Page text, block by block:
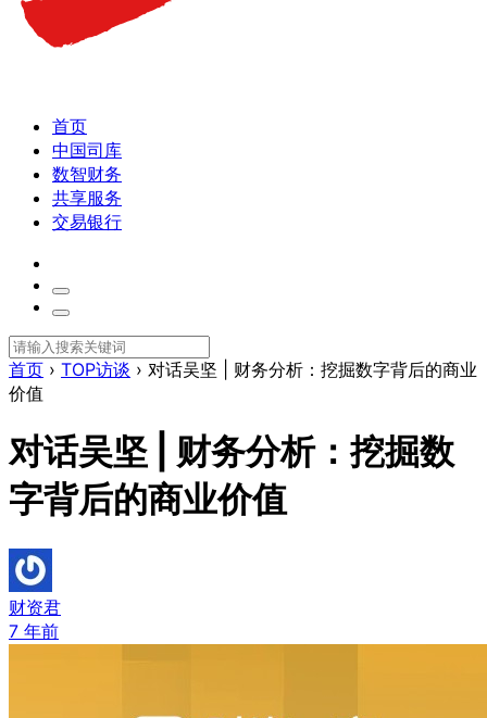
首页
中国司库
数智财务
共享服务
交易银行
首页 › TOP访谈 › 对话吴坚 | 财务分析：挖掘数字背后的商业
价值
对话吴坚 | 财务分析：挖掘数
字背后的商业价值
财资君
7 年前